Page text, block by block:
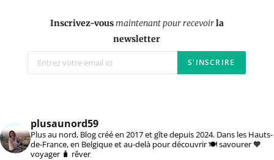
Inscrivez-vousmaintenant pour recevoirla
newsletter
plusaunord59
Plus au nord, Blog créé en 2017 et gîte depuis 2024. Dans les Hauts-
de-France, en Belgique et au-delà pour découvrir 🍽️ savourer 🧡
voyager 🧳 rêver